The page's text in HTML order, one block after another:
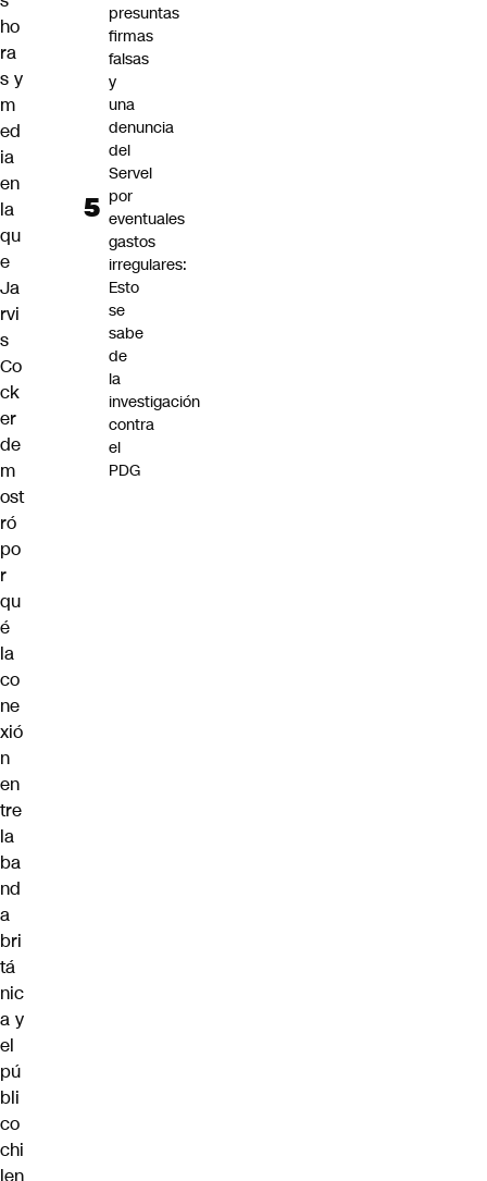
ho
ra
s y
m
ed
ia
en
la
qu
e
Ja
rvi
s
Co
ck
er
de
m
ost
ró
po
r
qu
é
la
co
ne
xió
n
en
tre
la
ba
nd
a
bri
tá
nic
a y
el
pú
bli
co
chi
len
presuntas
firmas
falsas
y
una
denuncia
del
Servel
por
eventuales
gastos
irregulares:
Esto
se
sabe
de
la
investigación
contra
el
PDG